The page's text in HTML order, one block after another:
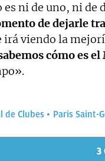
ni de uno, ni de
de dejarle
irá viendo la
cómo es
de Clubes Paris Saint-
3